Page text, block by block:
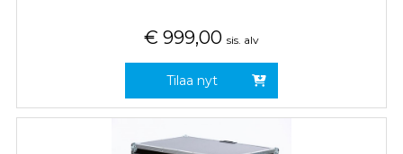
€ 999,00 sis. alv
Tilaa nyt